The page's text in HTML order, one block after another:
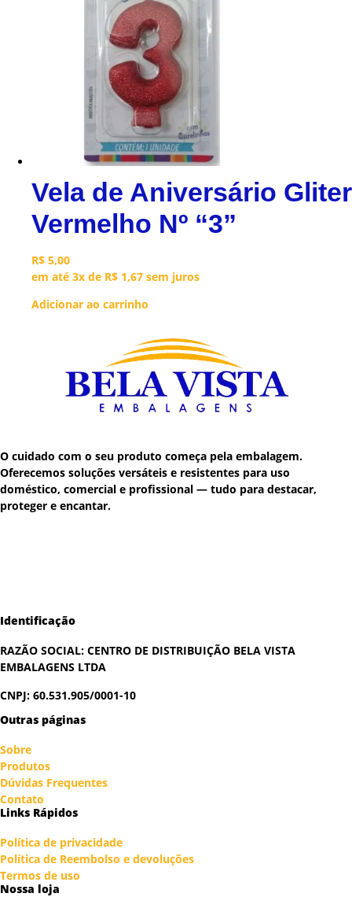
Vela de Aniversário Gliter
Vermelho Nº “3”
R$ 5,00
em até 3x de R$ 1,67 sem juros
Adicionar ao carrinho
O cuidado com o seu produto começa pela embalagem.
Oferecemos soluções versáteis e resistentes para uso
doméstico, comercial e profissional — tudo para destacar,
proteger e encantar.
Identificação
RAZÃO SOCIAL: CENTRO DE DISTRIBUIÇÃO BELA VISTA
EMBALAGENS LTDA
CNPJ: 60.531.905/0001-10
Outras páginas
Sobre
Produtos
Dúvidas Frequentes
Contato
Links Rápidos
Política de privacidade
Política de Reembolso e devoluções
Termos de uso
Nossa loja